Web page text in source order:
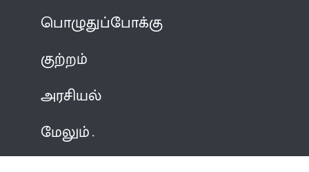
பொழுதுப்போக்கு
குற்றம்
அரசியல்
மேலும்